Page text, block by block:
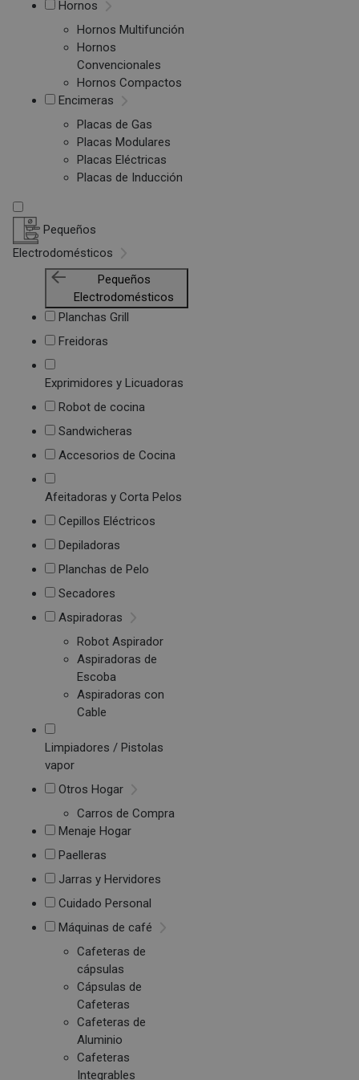
Hornos
Hornos Multifunción
Hornos
Convencionales
Hornos Compactos
Encimeras
Placas de Gas
Placas Modulares
Placas Eléctricas
Placas de Inducción
Pequeños
Electrodomésticos
Pequeños
Electrodomésticos
Planchas Grill
Freidoras
Exprimidores y Licuadoras
Robot de cocina
Sandwicheras
Accesorios de Cocina
Afeitadoras y Corta Pelos
Cepillos Eléctricos
Depiladoras
Planchas de Pelo
Secadores
Aspiradoras
Robot Aspirador
Aspiradoras de
Escoba
Aspiradoras con
Cable
Limpiadores / Pistolas
vapor
Otros Hogar
Carros de Compra
Menaje Hogar
Paelleras
Jarras y Hervidores
Cuidado Personal
Máquinas de café
Cafeteras de
cápsulas
Cápsulas de
Cafeteras
Cafeteras de
Aluminio
Cafeteras
Integrables